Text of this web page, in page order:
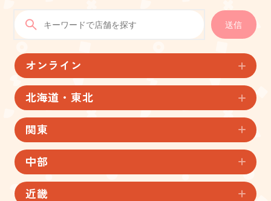
送信
オンライン
北海道・東北
関東
中部
近畿